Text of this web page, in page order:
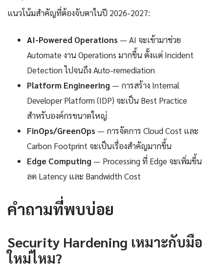
แนวโน้มสำคัญที่ต้องจับตาในปี 2026-2027:
AI-Powered Operations — AI จะเข้ามาช่วย
Automate งาน Operations มากขึ้น ตั้งแต่ Incident
Detection ไปจนถึง Auto-remediation
Platform Engineering — การสร้าง Internal
Developer Platform (IDP) จะเป็น Best Practice
สำหรับองค์กรขนาดใหญ่
FinOps/GreenOps — การจัดการ Cloud Cost และ
Carbon Footprint จะเป็นเรื่องสำคัญมากขึ้น
Edge Computing — Processing ที่ Edge จะเพิ่มขึ้น
ลด Latency และ Bandwidth Cost
คำถามที่พบบ่อย
Security Hardening เหมาะกับมือ
ใหม่ไหม?